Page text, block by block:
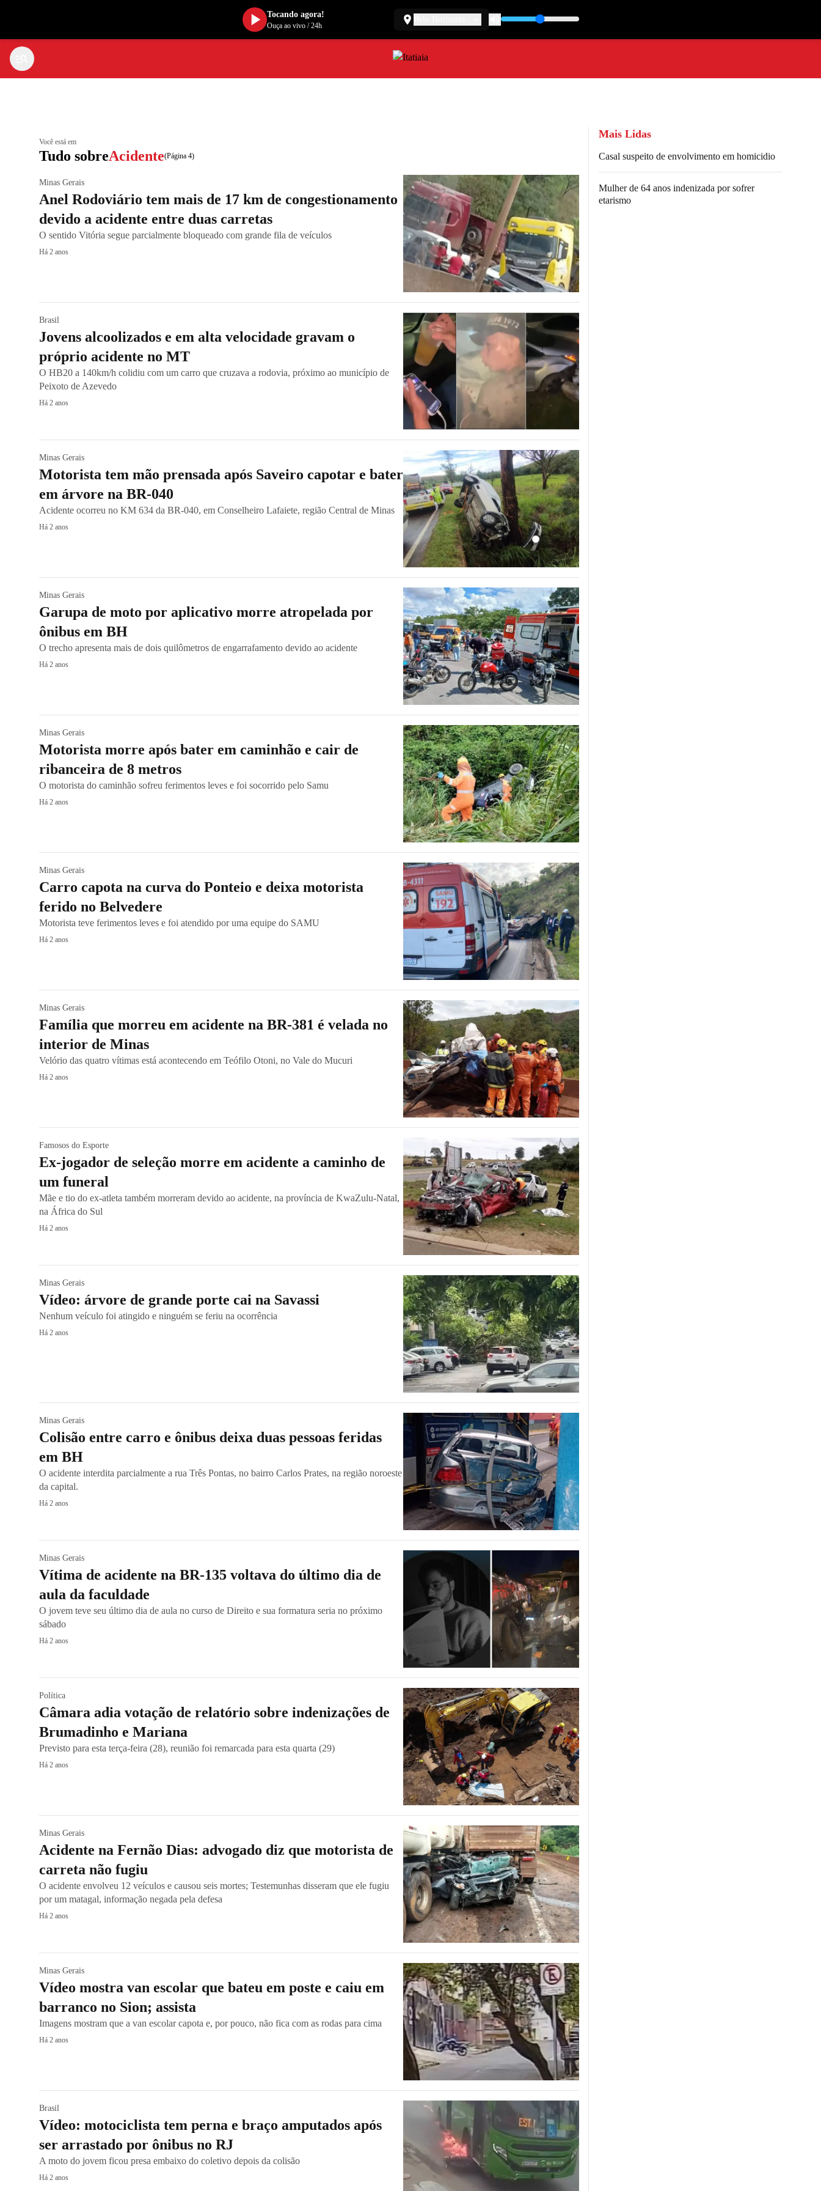
Você está em
Tudo sobreAcidente(Página 4)
Minas Gerais
Anel Rodoviário tem mais de 17 km de congestionamento
devido a acidente entre duas carretas
O sentido Vitória segue parcialmente bloqueado com grande fila de veículos
Há 2 anos
Brasil
Jovens alcoolizados e em alta velocidade gravam o
próprio acidente no MT
O HB20 a 140km/h colidiu com um carro que cruzava a rodovia, próximo ao município de
Peixoto de Azevedo
Há 2 anos
Minas Gerais
Motorista tem mão prensada após Saveiro capotar e bater
em árvore na BR-040
Acidente ocorreu no KM 634 da BR-040, em Conselheiro Lafaiete, região Central de Minas
Há 2 anos
Minas Gerais
Garupa de moto por aplicativo morre atropelada por
ônibus em BH
O trecho apresenta mais de dois quilômetros de engarrafamento devido ao acidente
Há 2 anos
Minas Gerais
Motorista morre após bater em caminhão e cair de
ribanceira de 8 metros
O motorista do caminhão sofreu ferimentos leves e foi socorrido pelo Samu
Há 2 anos
Minas Gerais
Carro capota na curva do Ponteio e deixa motorista
ferido no Belvedere
Motorista teve ferimentos leves e foi atendido por uma equipe do SAMU
Há 2 anos
Minas Gerais
Família que morreu em acidente na BR-381 é velada no
interior de Minas
Velório das quatro vítimas está acontecendo em Teófilo Otoni, no Vale do Mucuri
Há 2 anos
Famosos do Esporte
Ex-jogador de seleção morre em acidente a caminho de
um funeral
Mãe e tio do ex-atleta também morreram devido ao acidente, na província de KwaZulu-Natal,
na África do Sul
Há 2 anos
Minas Gerais
Vídeo: árvore de grande porte cai na Savassi
Nenhum veículo foi atingido e ninguém se feriu na ocorrência
Há 2 anos
Minas Gerais
Colisão entre carro e ônibus deixa duas pessoas feridas
em BH
O acidente interdita parcialmente a rua Três Pontas, no bairro Carlos Prates, na região noroeste
da capital.
Há 2 anos
Minas Gerais
Vítima de acidente na BR-135 voltava do último dia de
aula da faculdade
O jovem teve seu último dia de aula no curso de Direito e sua formatura seria no próximo
sábado
Há 2 anos
Política
Câmara adia votação de relatório sobre indenizações de
Brumadinho e Mariana
Previsto para esta terça-feira (28), reunião foi remarcada para esta quarta (29)
Há 2 anos
Minas Gerais
Acidente na Fernão Dias: advogado diz que motorista de
carreta não fugiu
O acidente envolveu 12 veículos e causou seis mortes; Testemunhas disseram que ele fugiu
por um matagal, informação negada pela defesa
Há 2 anos
Minas Gerais
Vídeo mostra van escolar que bateu em poste e caiu em
barranco no Sion; assista
Imagens mostram que a van escolar capota e, por pouco, não fica com as rodas para cima
Há 2 anos
Brasil
Vídeo: motociclista tem perna e braço amputados após
ser arrastado por ônibus no RJ
A moto do jovem ficou presa embaixo do coletivo depois da colisão
Há 2 anos
Mais Lidas
Casal suspeito de envolvimento em homicidio
Mulher de 64 anos indenizada por sofrer
etarismo
Tocando agora!
Ouça ao vivo/24h